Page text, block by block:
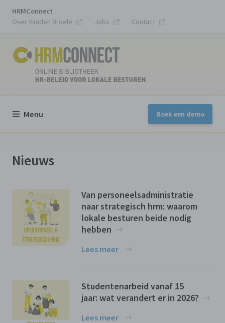
HRMConnect
Over Vanden Broele
Jobs Contact
Menu Boek een demo
Nieuws
Van personeelsadministratie
naar strategisch hrm: waarom
lokale besturen beide nodig
hebben
Lees meer
Studentenarbeid vanaf 15
jaar: wat verandert er in 2026?
Lees meer